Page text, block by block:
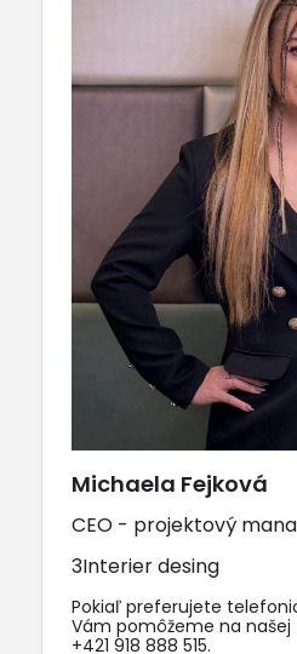
Michaela Fejková
CEO - projektový
3Interier desing
Pokiaľ preferujete
Vám pomôžeme na našej
+421 918 888 515.